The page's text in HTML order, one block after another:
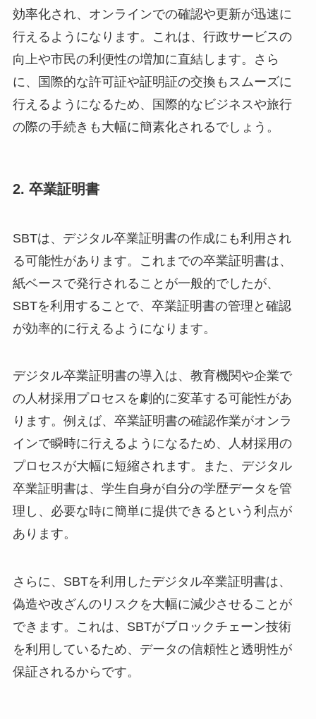
効率化され、オンラインでの確認や更新が迅速に
行えるようになります。これは、行政サービスの
向上や市民の利便性の増加に直結します。さら
に、国際的な許可証や証明証の交換もスムーズに
行えるようになるため、国際的なビジネスや旅行
の際の手続きも大幅に簡素化されるでしょう。
2. 卒業証明書
SBTは、デジタル卒業証明書の作成にも利用され
る可能性があります。これまでの卒業証明書は、
紙ベースで発行されることが一般的でしたが、
SBTを利用することで、卒業証明書の管理と確認
が効率的に行えるようになります。
デジタル卒業証明書の導入は、教育機関や企業で
の人材採用プロセスを劇的に変革する可能性があ
ります。例えば、卒業証明書の確認作業がオンラ
インで瞬時に行えるようになるため、人材採用の
プロセスが大幅に短縮されます。また、デジタル
卒業証明書は、学生自身が自分の学歴データを管
理し、必要な時に簡単に提供できるという利点が
あります。
さらに、SBTを利用したデジタル卒業証明書は、
偽造や改ざんのリスクを大幅に減少させることが
できます。これは、SBTがブロックチェーン技術
を利用しているため、データの信頼性と透明性が
保証されるからです。